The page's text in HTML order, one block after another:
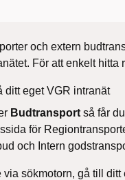
och extern
För att enkelt hitta
ditt eget VGR intranät
Budtransport så får
för
och Intern
via sökmotorn, gå till ditt